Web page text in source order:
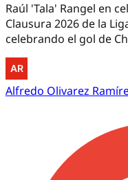
Raúl 'Tala' Rangel en
Clausura 2026 de la
celebrando el gol de
Alfredo Olivarez